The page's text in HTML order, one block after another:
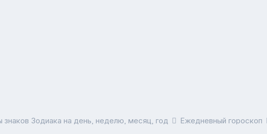
знаков Зодиака на день, неделю, месяц, год Ежедневный гороскоп